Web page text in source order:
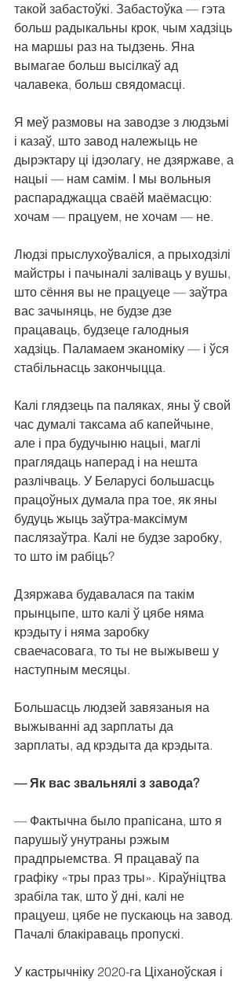
такой забастоўкі. Забастоўка — гэта
больш радыкальны крок, чым хадзіць
на маршы раз на тыдзень. Яна
вымагае больш высілкаў ад
чалавека, больш свядомасці.
Я меў размовы на заводзе з людзьмі
і казаў, што завод належыць не
дырэктару ці ідэолагу, не дзяржаве, а
нацыі — нам самім. І мы вольныя
распараджацца сваёй маёмасцю:
хочам — працуем, не хочам — не.
Людзі прыслухоўваліся, а прыходзілі
майстры і пачыналі заліваць у вушы,
што сёння вы не працуеце — заўтра
вас зачыняць, не будзе дзе
працаваць, будзеце галодныя
хадзіць. Паламаем эканоміку — і ўся
стабільнасць закончыцца.
Калі глядзець па паляках, яны ў свой
час думалі таксама аб капейчыне,
але і пра будучыню нацыі, маглі
праглядаць наперад і на нешта
разлічваць. У Беларусі большасць
працоўных думала пра тое, як яны
будуць жыць заўтра-максімум
паслязаўтра. Калі не будзе заробку,
то што ім рабіць?
Дзяржава будавалася па такім
прынцыпе, што калі ў цябе няма
крэдыту і няма заробку
сваечасовага, то ты не выжывеш у
наступным месяцы.
Большасць людзей завязаныя на
выжыванні ад зарплаты да
зарплаты, ад крэдыта да крэдыта.
— Як вас звальнялі з завода?
— Фактычна было прапісана, што я
парушыў унутраны рэжым
прадпрыемства. Я працаваў па
графіку «тры праз тры». Кіраўніцтва
зрабіла так, што ў дні, калі не
працуеш, цябе не пускаюць на завод.
Пачалі блакіраваць пропускі.
У кастрычніку 2020-га Ціханоўская і